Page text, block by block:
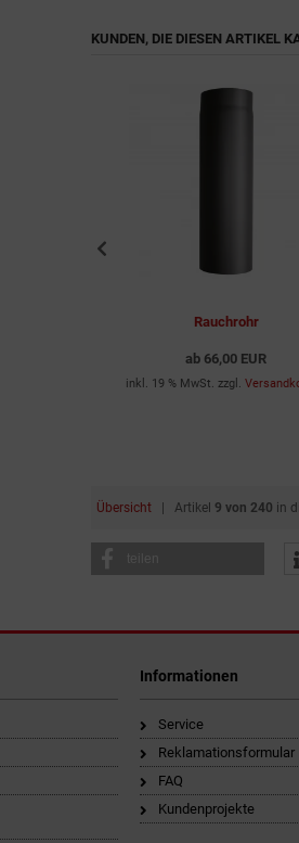
KUNDEN, DIE DIESEN ARTIKEL
Rauchrohr
ab 66,00 EUR
inkl. 19 % MwSt. zzgl.
Übersicht | Artikel 9 von 240 in
teilen
Informationen
Service
Reklamationsformular
FAQ
Kundenprojekte